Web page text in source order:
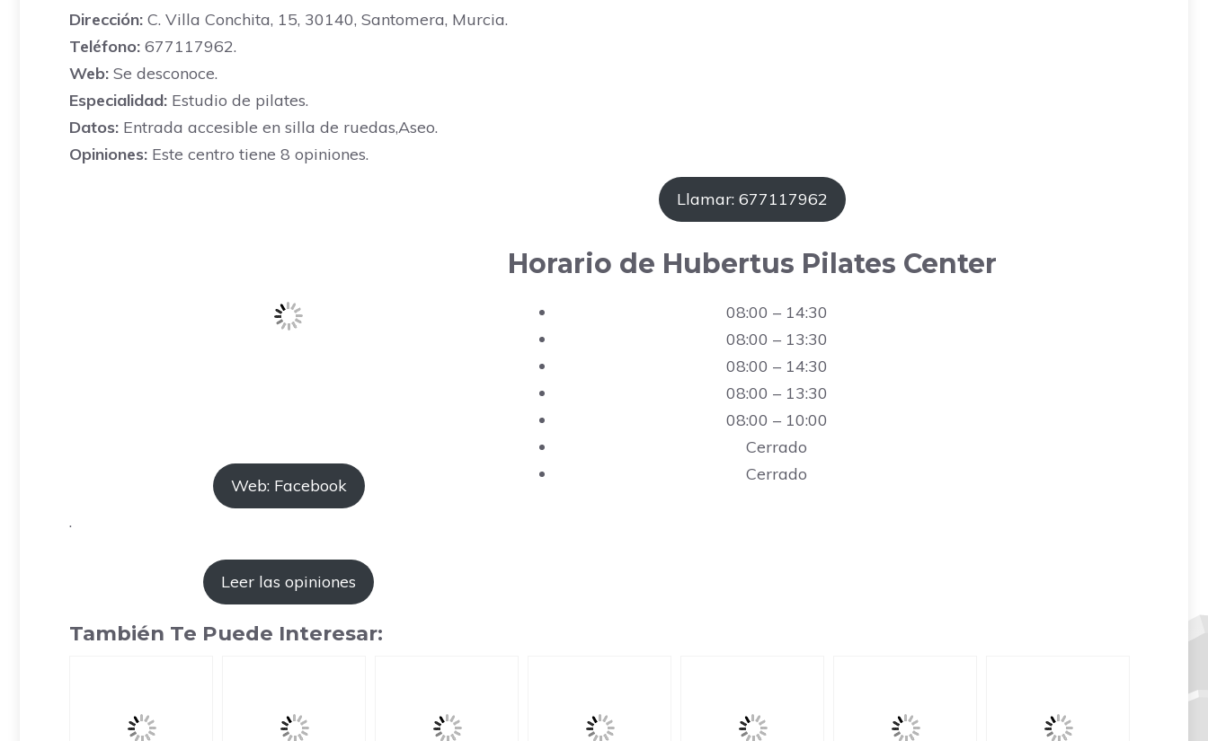
Dirección: C. Villa Conchita, 15, 30140, Santomera, Murcia.
Teléfono: 677117962.
Web: Se desconoce.
Especialidad: Estudio de pilates.
Datos: Entrada accesible en silla de ruedas,Aseo.
Opiniones: Este centro tiene 8 opiniones.
Web: Facebook
.
Leer las opiniones
Llamar: 677117962
Horario de Hubertus Pilates Center
08:00 – 14:30
08:00 – 13:30
08:00 – 14:30
08:00 – 13:30
08:00 – 10:00
Cerrado
Cerrado
También Te Puede Interesar: